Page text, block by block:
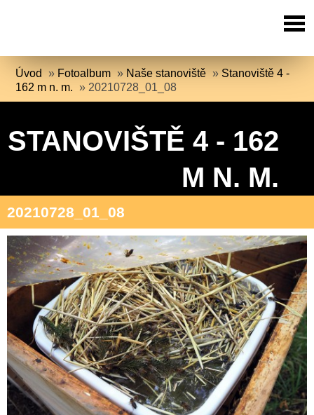
Úvod » Fotoalbum » Naše stanoviště » Stanoviště 4 -
162 m n. m. » 20210728_01_08
STANOVIŠTĚ 4 - 162
M N. M.
20210728_01_08